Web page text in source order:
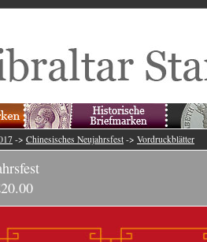
-> Chinesisches Neujahrsfest -> Vordruckblätter